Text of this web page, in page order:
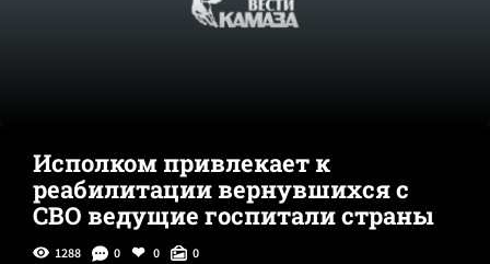
Исполком привлекает к
реабилитации вернувшихся с
СВО ведущие госпитали страны
1288 0 0 0